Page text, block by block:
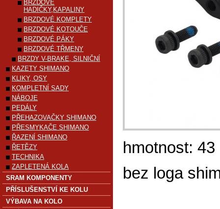
hmotnost:
bez loga
BRZDOVÉ
HADIČKY,KAPALINY
BRZDOVÉ KOMPLETY
BRZDOVÉ KOTOUČE
BRZDOVÉ PÁKY
BRZDOVÉ TŘMENY
BRZDY V-BRAKE, SILNIČNÍ
KAZETY SHIMANO
KLIKY, OSY
KOMPLETNÍ SADY
NÁBOJE
PEDÁLY
PŘEHAZOVAČKY SHIMANO
PŘESMYKAČE SHIMANO
ŘAZENÍ SHIMANO
ŘETĚZY
TECHNIKA
ZAPLETENÁ KOLA
SRAM KOMPONENTY
PŘÍSLUŠENSTVÍ KE KOLU
VÝBAVA NA KOLO